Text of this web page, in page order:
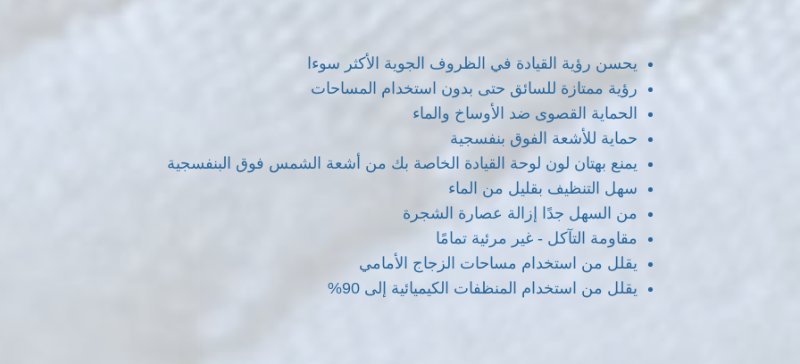
يحسن رؤية القيادة في الظروف الجوية الأكثر سوءا
رؤية ممتازة للسائق حتى بدون استخدام المساحات
الحماية القصوى ضد الأوساخ والماء
حماية للأشعة الفوق بنفسجية
يمنع بهتان لون لوحة القيادة الخاصة بك من أشعة الشمس فوق البنفسجية
سهل التنظيف بقليل من الماء
من السهل جدًا إزالة عصارة الشجرة
مقاومة التآكل - غير مرئية تمامًا
يقلل من استخدام مساحات الزجاج الأمامي
يقلل من استخدام المنظفات الكيميائية إلى 90%